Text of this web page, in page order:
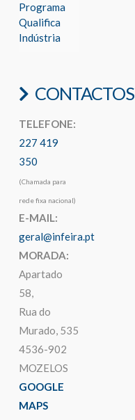
Programa
Qualifica
Indústria
CONTACTOS
TELEFONE:
227 419
350
(Chamada para
rede fixa nacional)
E-MAIL:
geral@infeira.pt
MORADA:
Apartado
58,
Rua do
Murado, 535
4536-902
MOZELOS
GOOGLE
MAPS